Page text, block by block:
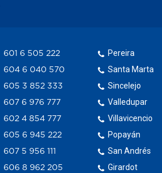
601 6 505 222
604 6 040 570
605 3 852 333
607 6 976 777
602 4 854 777
605 6 945 222
607 5 956 111
606 8 962 205
Pereira
Santa Marta
Sincelejo
Valledupar
Villavicencio
Popayán
San Andrés
Girardot